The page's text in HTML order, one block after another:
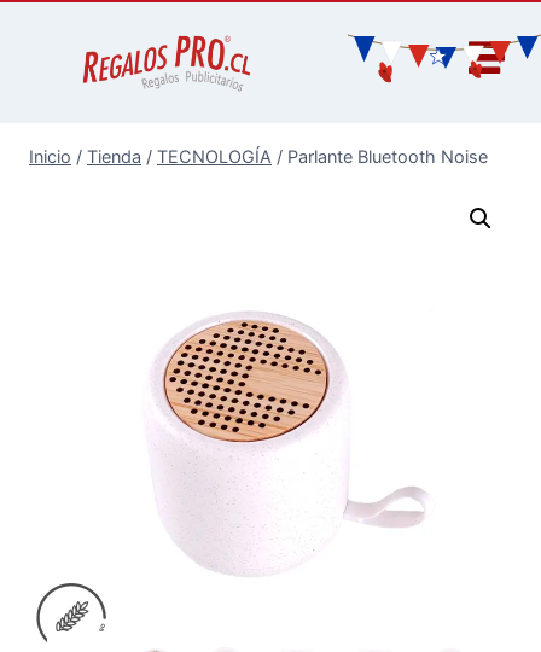
Inicio / Tienda / TECNOLOGÍA / Parlante Bluetooth Noise